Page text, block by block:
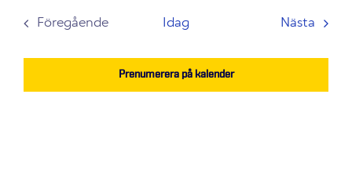
Föregående
Idag Nästa
Prenumerera på kalender